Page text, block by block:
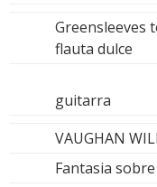
Greensleeves
flauta dulce
guitarra
VAUGHAN
Fantasia